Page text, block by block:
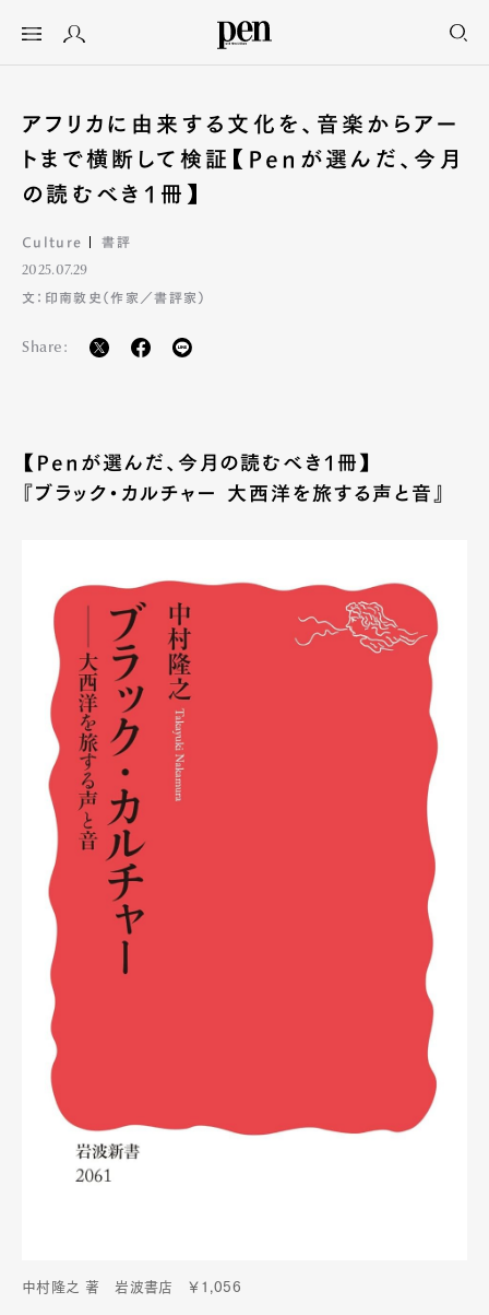
アフリカに由来する文化を、音楽からアー
トまで横断して検証【Penが選んだ、今月
の読むべき1冊】
Culture 書評
2025.07.29
文：印南敦史（作家／書評家）
Share:
【Penが選んだ、今月の読むべき1冊】
『ブラック・カルチャー 大西洋を旅する声と音』
中村隆之 著 岩波書店 ￥1,056